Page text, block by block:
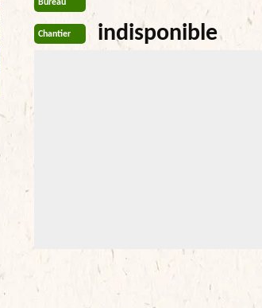
Bureau
Chantier indisponible